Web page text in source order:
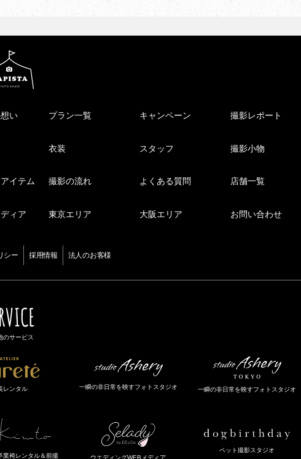
い プラン一覧 キャンペーン 撮影レポート
衣装 スタッフ 撮影小物
イテム 撮影の流れ よくある質問 店舗一覧
ィア 東京エリア 大阪エリア お問い合わせ
シー 採用情報 法人のお客様
のサービス
レンタル 一瞬の非日常を映すフォトスタジオ 一瞬の非日常を映すフォトスタジオ
業袴レンタル＆前撮 ウエディングWEBメディア
ペット撮影スタジオ